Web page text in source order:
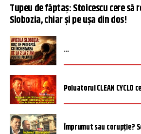
Tupeu de făptaș: Stoicescu cere să
Slobozia, chiar și pe ușa din dos!
...
Poluatorul CLEAN
Împrumut sau corupție?